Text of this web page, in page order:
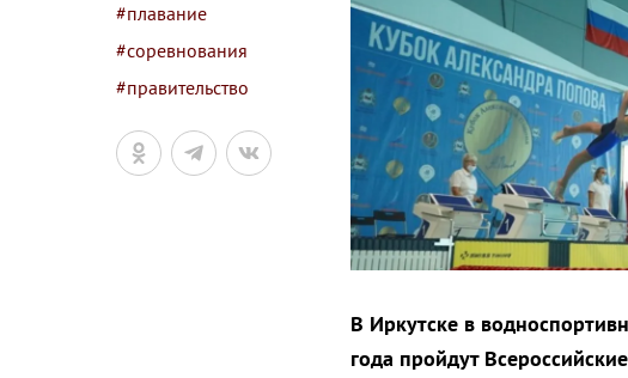
#плавание
#соревнования
#правительство
В Иркутске в
года пройдут